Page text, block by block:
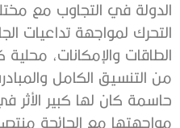
الدولة في التجاوب مع
التحرك لمواجهة تداعيات
الطاقات والإمكانات،
من التنسيق الكامل
حاسمة كان لها كبير الأثر
مواجهتها مع الجائحة